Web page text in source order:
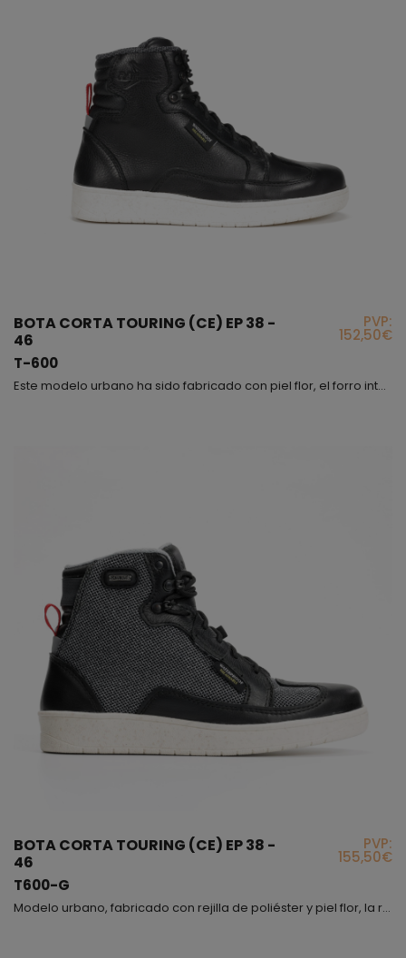
BOTA CORTA TOURING (CE) EP 38 -
46
T-600
PVP:
152,50€
Este modelo urbano ha sido fabricado con piel flor, el forro interior lleva incorporada una membrana waterproof, también en el interior encontrareis una plantilla anatómica de alta resistencia y anti-torsión, es importante destacar la suela de este modelo, fabricada con TPU ECOLOGICO de grano de arroz; interiormente hemos protegido los tobillos con protectores de TPU recubiertos con espuma de poliuretano para evitar rozaduras y amortiguar impactos. En la parte exterior o...
BOTA CORTA TOURING (CE) EP 38 -
46
T600-G
PVP:
155,50€
Modelo urbano, fabricado con rejilla de poliéster y piel flor, la rejilla gris convierte este producto en un modelo actual, sencillo y extremadamente cómodo dado a su flexibilidad, podrás combinarlo con tu ropa de diario, sport, etc., te recomendamos que te lo pruebes, esto es fundamental para que puedas ver cómo queda y lo confortable que resulta. Nos gustaría que supieras que el forro interior lleva incorporada una membrana waterproof, también en el interior encontra...